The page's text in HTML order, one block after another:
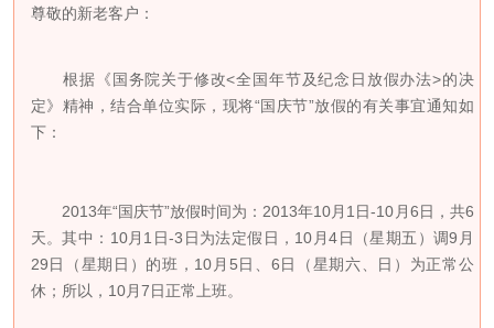
尊敬的新老客户：
根据《国务院关于修改<全国年节及纪念日放假办法>的决
定》精神，结合单位实际，现将“国庆节”放假的有关事宜通知如
下：
2013年“国庆节”放假时间为： 2013年10月 1 日-10 月6日，共6
天。其中： 10月 1 日-3 日为法定假日， 10 月4日（星期五）调9 月
29日（星期日）的班， 10 月 5日、 6日（星期六、日）为正常公
休；所以， 10月7日正常上班。